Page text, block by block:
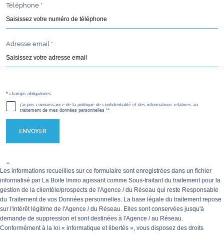
Téléphone *
Adresse email *
Validation
* champs obligatoires
j'ai pris connaissance de la politique de confidentialité et des informations relatives au
traitement de mes données personnelles **
ENVOYER
**
Les informations recueillies sur ce formulaire sont enregistrées dans un fichier
informatisé par La Boite Immo agissant comme Sous-traitant du traitement pour la
gestion de la clientèle/prospects de l'Agence / du Réseau qui reste Responsable
du Traitement de vos Données personnelles. La base légale du traitement repose
sur l'intérêt légitime de l'Agence / du Réseau. Elles sont conservées jusqu'à
demande de suppression et sont destinées à l'Agence / au Réseau.
Conformément à la loi « informatique et libertés », vous disposez des droits